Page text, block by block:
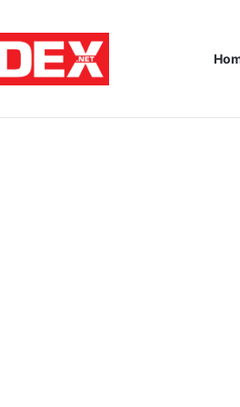
moraliziraju o Oluji, ali i dalje šute